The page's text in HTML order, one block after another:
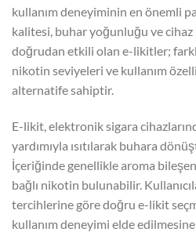
kullanım deneyiminin en önemli
kalitesi, buhar yoğunluğu ve
doğrudan etkili olan e-likitler;
nikotin seviyeleri ve kullanım
alternatife sahiptir.
E-likit, elektronik sigara
yardımıyla ısıtılarak buhara
İçeriğinde genellikle aroma
bağlı nikotin bulunabilir.
tercihlerine göre doğru e-likit
kullanım deneyimi elde edilmesine